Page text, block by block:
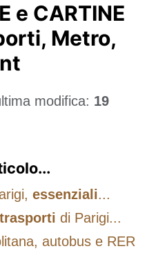
e CARTINE
Metro,
modifica: 19
essenziali...
di Parigi...
autobus e RER